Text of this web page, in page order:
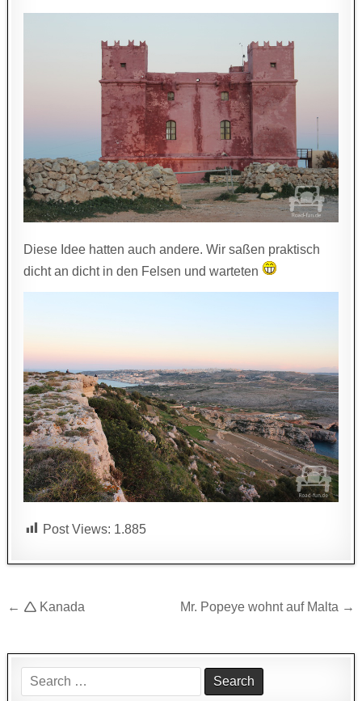
Diese Idee hatten auch andere. Wir saßen praktisch
dicht an dicht in den Felsen und warteten
Post Views: 1.885
Beitragsnavigation
← 🛆 Kanada Mr. Popeye wohnt auf Malta →
Search
for: